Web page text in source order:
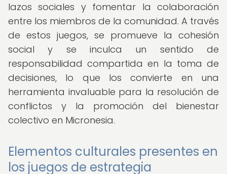
lazos sociales y fomentar la colaboración
entre los miembros de la comunidad. A través
de estos juegos, se promueve la cohesión
social y se inculca un sentido de
responsabilidad compartida en la toma de
decisiones, lo que los convierte en una
herramienta invaluable para la resolución de
conflictos y la promoción del bienestar
colectivo en Micronesia.
Elementos culturales presentes en
los juegos de estrategia